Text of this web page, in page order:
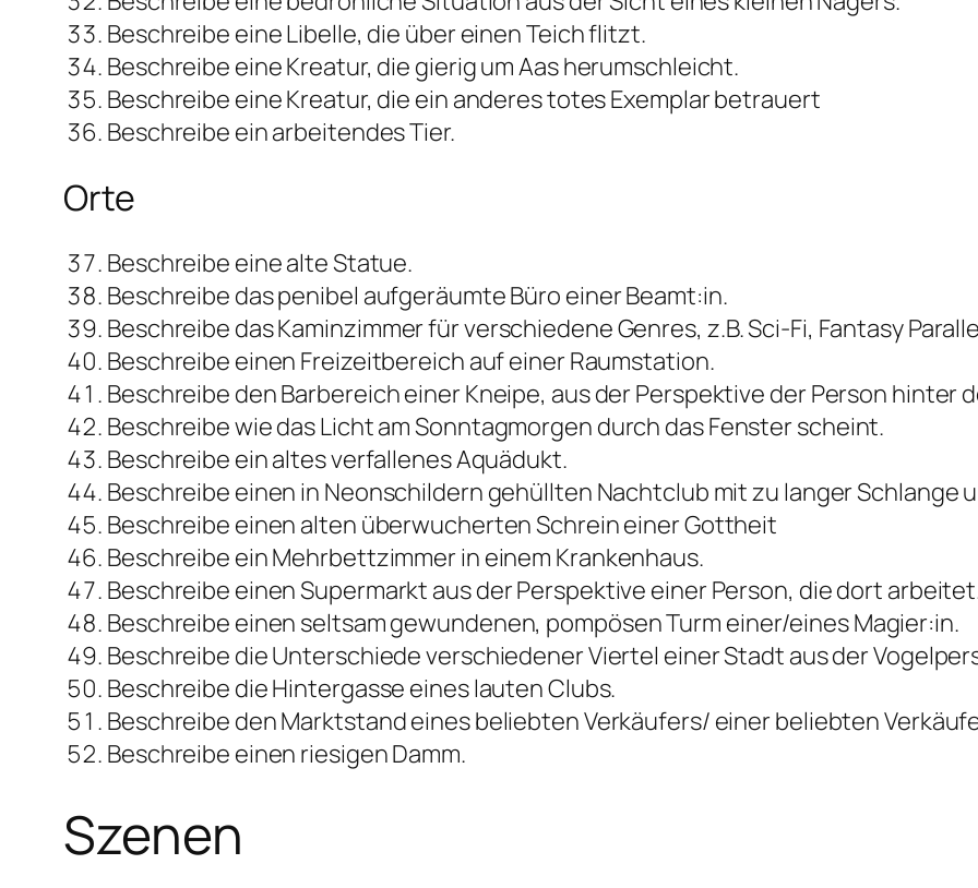
Beschreibe eine Libelle, die über einen Teich flitzt.
Beschreibe eine Kreatur, die gierig um Aas herumschleicht.
Beschreibe eine Kreatur, die ein anderes totes Exemplar betrauert
Beschreibe ein arbeitendes Tier.
Orte
Beschreibe eine alte Statue.
Beschreibe das penibel aufgeräumte Büro einer Beamt:in.
Beschreibe das Kaminzimmer für verschiedene Genres, z.B. Sci-Fi, Fantasy
Beschreibe einen Freizeitbereich auf einer Raumstation.
Beschreibe den Barbereich einer Kneipe, aus der Perspektive der Person hinter
Beschreibe wie das Licht am Sonntagmorgen durch das Fenster scheint.
Beschreibe ein altes verfallenes Aquädukt.
Beschreibe einen in Neonschildern gehüllten Nachtclub mit zu langer Schlange
Beschreibe einen alten überwucherten Schrein einer Gottheit
Beschreibe ein Mehrbettzimmer in einem Krankenhaus.
Beschreibe einen Supermarkt aus der Perspektive einer Person, die dort
Beschreibe einen seltsam gewundenen, pompösen Turm einer/eines Magier:in.
Beschreibe die Unterschiede verschiedener Viertel einer Stadt aus der
Beschreibe die Hintergasse eines lauten Clubs.
Beschreibe den Marktstand eines beliebten Verkäufers/ einer beliebten
Beschreibe einen riesigen Damm.
Szenen